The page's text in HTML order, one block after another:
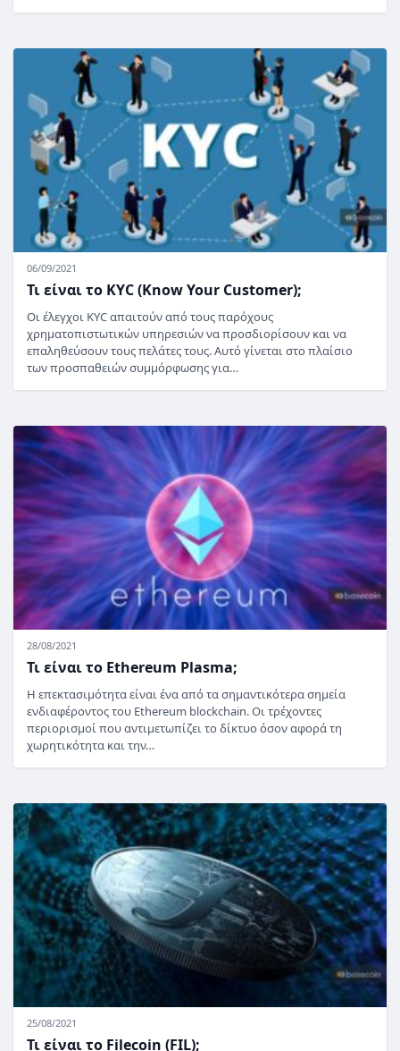
06/09/2021
Τι είναι το KYC (Know Your Customer);
Οι έλεγχοι KYC απαιτούν από τους παρόχους
χρηματοπιστωτικών υπηρεσιών να προσδιορίσουν και να
επαληθεύσουν τους πελάτες τους. Αυτό γίνεται στο πλαίσιο
των προσπαθειών συμμόρφωσης για…
28/08/2021
Τι είναι το Ethereum Plasma;
Η επεκτασιμότητα είναι ένα από τα σημαντικότερα σημεία
ενδιαφέροντος του Ethereum blockchain. Οι τρέχοντες
περιορισμοί που αντιμετωπίζει το δίκτυο όσον αφορά τη
χωρητικότητα και την…
25/08/2021
Τι είναι το Filecoin (FIL);